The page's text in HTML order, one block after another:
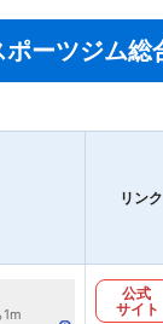
ーツジム総
リンク
公式
サイト